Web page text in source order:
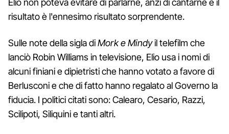
Elio non poteva evitare di parlarne, anzi di cantarne e il
risultato è l'ennesimo risultato sorprendente.
Sulle note della sigla diMork e Mindyil telefilm che
lanciò Robin Williams in televisione, Elio usa i nomi di
alcuni finiani e dipietristi che hanno votato a favore di
Berlusconi e che di fatto hanno regalato al Governo la
fiducia. I politici citati sono: Calearo, Cesario, Razzi,
Scilipoti, Siliquini e tanti altri.